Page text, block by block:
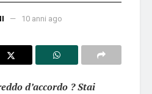
10 anni ago
d’accordo ? Stai